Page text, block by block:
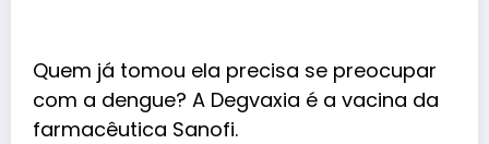
Quem já tomou ela precisa se preocupar
com a dengue? A Degvaxia é a vacina da
farmacêutica Sanofi.